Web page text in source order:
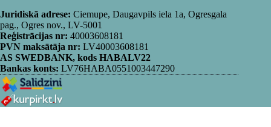
Juridiskā adrese: Ciemupe, Daugavpils iela 1a, Ogresgala
pag., Ogres nov., LV-5001
Reģistrācijas nr: 40003608181
PVN maksātāja nr: LV40003608181
AS SWEDBANK, kods HABALV22
Bankas konts: LV76HABA0551003447290